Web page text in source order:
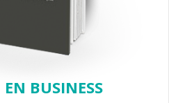
BUSINESS